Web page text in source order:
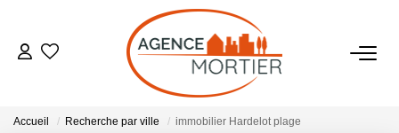
ACHETER
Accueil Recherche par ville immobilier Hardelot plage